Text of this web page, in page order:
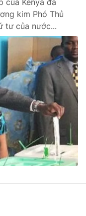
của Kenya đã
kim Phó Thủ
tư của nước...